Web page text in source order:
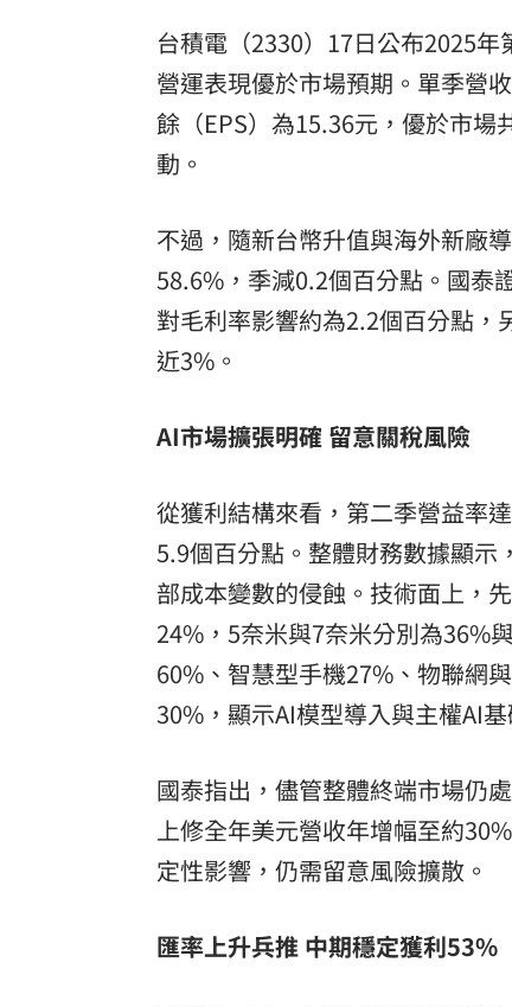
理想混蛋號召粉絲跨海追星吃美食！
台積電（2330）17日公布2025
營運表現優於市場預期。單季營
餘（EPS）為15.36元，優於市
動。
不過，隨新台幣升值與海外新廠
58.6%，季減0.2個百分點。國泰
對毛利率影響約為2.2個百分點，
近3%。
AI市場擴張明確 留意關稅風險
從獲利結構來看，第二季營益率
5.9個百分點。整體財務數據顯示
部成本變數的侵蝕。技術面上，
24%，5奈米與7奈米分別為36%
60%、智慧型手機27%、物聯網
30%，顯示AI模型導入與主權AI
國泰指出，儘管整體終端市場仍
上修全年美元營收年增幅至約
定性影響，仍需留意風險擴散。
匯率上升兵推 中期穩定獲利53%